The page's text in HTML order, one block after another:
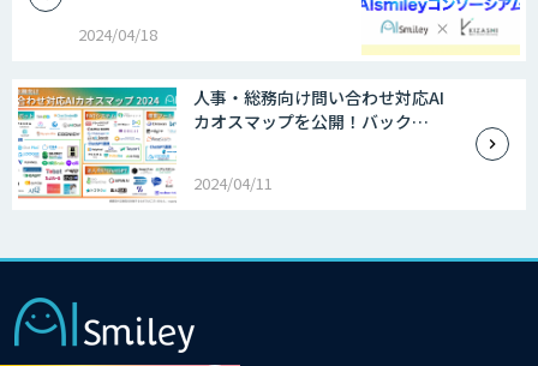
2024/04/18
人事・総務向け問い合わせ対応AI
カオスマップを公開！バック…
2024/04/11